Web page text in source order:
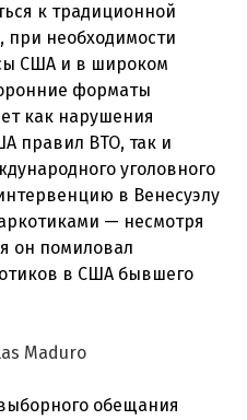
к традиционной
при необходимости
США и в широком
форматы
как нарушения
правил ВТО, так и
уголовного
в Венесуэлу
— несмотря
он помиловал
в США бывшего
обещания